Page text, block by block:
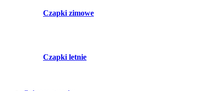
Czapki zimowe
Czapki letnie